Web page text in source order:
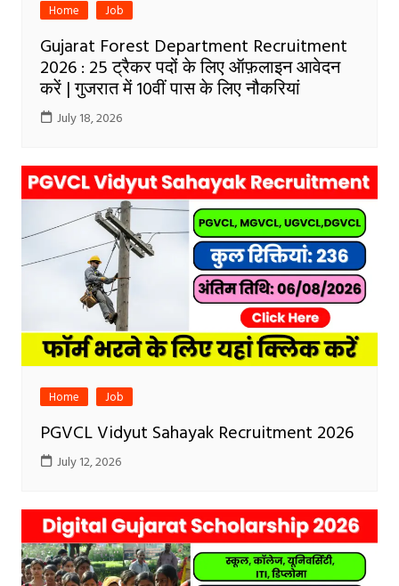
Home Job
Gujarat Forest Department Recruitment
2026 : 25 ट्रैकर पदों के लिए ऑफ़लाइन आवेदन
करें | गुजरात में 10वीं पास के लिए नौकरियां
July 18, 2026
Home Job
PGVCL Vidyut Sahayak Recruitment 2026
July 12, 2026